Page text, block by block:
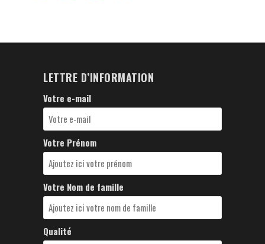
LETTRE D’INFORMATION
Votre e-mail
Votre Prénom
Votre Nom de famille
Qualité